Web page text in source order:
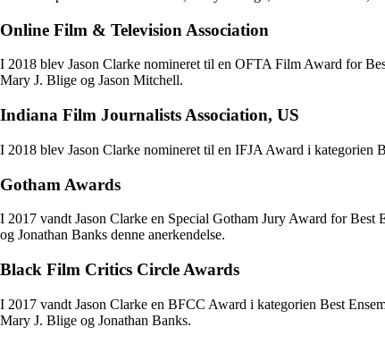
Online Film & Television Association
I 2018 blev Jason Clarke nomineret til en OFTA Film Award for
Mary J. Blige og Jason Mitchell.
Indiana Film Journalists Association, US
I 2018 blev Jason Clarke nomineret til en IFJA Award i kategorien
Gotham Awards
I 2017 vandt Jason Clarke en Special Gotham Jury Award for
og Jonathan Banks denne anerkendelse.
Black Film Critics Circle Awards
I 2017 vandt Jason Clarke en BFCC Award i kategorien Best
Mary J. Blige og Jonathan Banks.